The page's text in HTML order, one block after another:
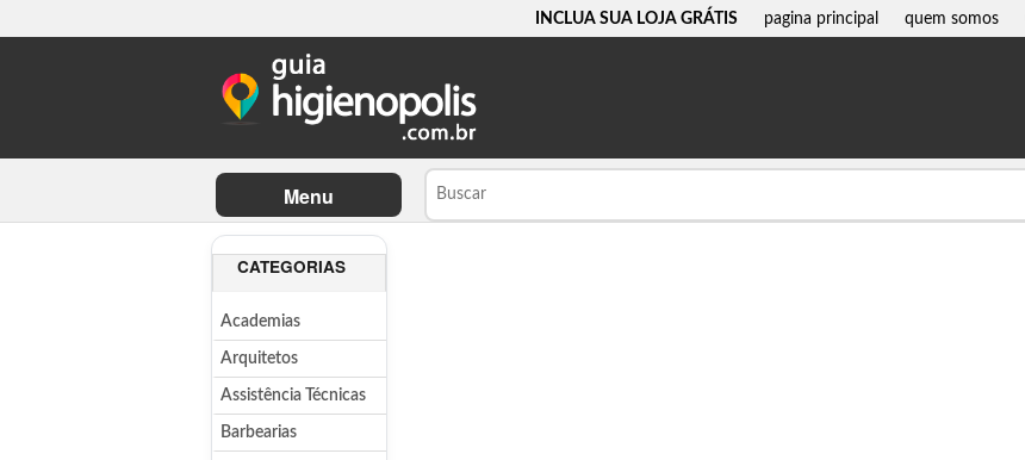
INCLUA SUA LOJA GRÁTIS pagina principal quem somos
Menu
CATEGORIAS
Academias
Arquitetos
Assistência Técnicas
Barbearias